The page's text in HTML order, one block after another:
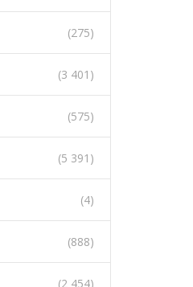
(275)
(3 401)
(575)
(5 391)
(4)
(888)
(2 454)